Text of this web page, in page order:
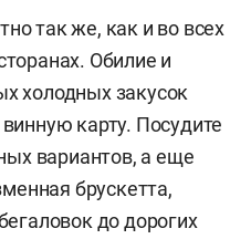
так же, как и во всех
Обилие и
холодных закусок
карту. Посудите
вариантов, а еще
брускетта,
до дорогих